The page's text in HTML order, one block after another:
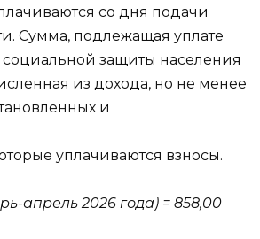
со дня подачи
Сумма, подлежащая уплате
защиты населения
из дохода, но не менее
и
уплачиваются взносы.
апрель 2026 года) = 858,00